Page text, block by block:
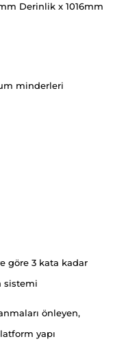
Derinlik x 1016mm
minderleri
göre 3 kata kadar
sistemi
önleyen,
yapı